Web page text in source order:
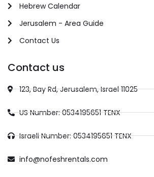
Hebrew Calendar
Jerusalem - Area Guide
Contact Us
Contact us
123, Bay Rd, Jerusalem, Israel 11025
US Number: 0534195651 TENX
Israeli Number: 0534195651 TENX
info@nofeshrentals.com